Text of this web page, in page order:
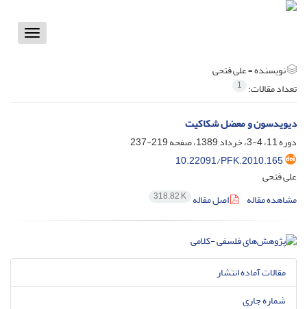
Toggle
نویسنده =علی فتحی
تعداد مقالات: 1
دیویدسون و معضل شکاکیت
دوره 11، 4-3، خرداد 1389، صفحه
219-237
10.22091/PFK.2010.165
علی فتحی
مشاهده مقاله
اصل مقاله 318.82 K
مقالات آماده انتشار
شماره جاری